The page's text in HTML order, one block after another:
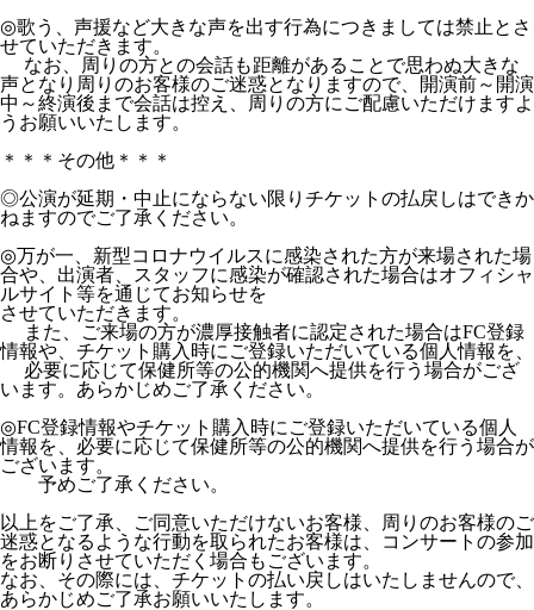
◎歌う、声援など大きな声を出す行為につきましては禁止とさ
せていただきます。
なお、周りの方との会話も距離があることで思わぬ大きな
声となり周りのお客様のご迷惑となりますので、開演前～開演
中～終演後まで会話は控え、周りの方にご配慮いただけますよ
うお願いいたします。
＊＊＊その他＊＊＊
◎公演が延期・中止にならない限りチケットの払戻しはできか
ねますのでご了承ください。
◎万が⼀、新型コロナウイルスに感染された⽅が来場された場
合や、出演者、スタッフに感染が確認された場合はオフィシャ
ルサイト等を通じてお知らせを
させていただきます。
また、ご来場の方が濃厚接触者に認定された場合はFC登録
情報や、チケット購入時にご登録いただいている個人情報を、
必要に応じて保健所等の公的機関へ提供を行う場合がござ
います。あらかじめご了承ください。
◎FC登録情報やチケット購入時にご登録いただいている個人
情報を、必要に応じて保健所等の公的機関へ提供を行う場合が
ございます。
予めご了承ください。
以上をご了承、ご同意いただけないお客様、周りのお客様のご
迷惑となるような行動を取られたお客様は、コンサートの参加
をお断りさせていただく場合もございます。
なお、その際には、チケットの払い戻しはいたしませんので、
あらかじめご了承お願いいたします。